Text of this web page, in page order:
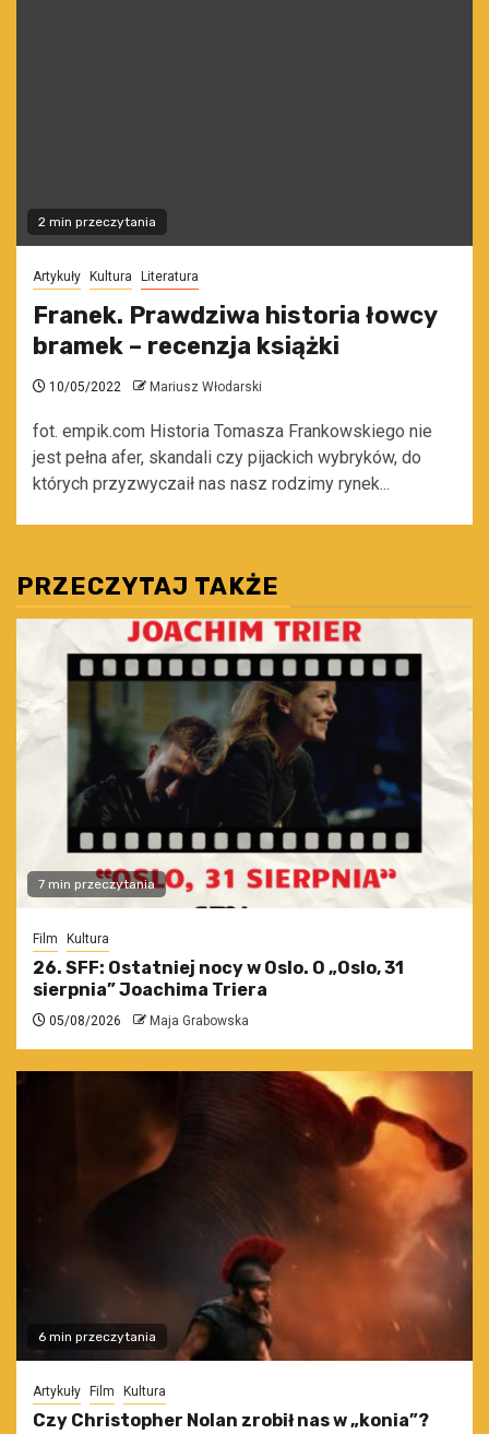
2 min przeczytania
Artykuły Kultura Literatura
Franek. Prawdziwa historia łowcy
bramek – recenzja książki
10/05/2022 Mariusz Włodarski
fot. empik.com Historia Tomasza Frankowskiego nie
jest pełna afer, skandali czy pijackich wybryków, do
których przyzwyczaił nas nasz rodzimy rynek...
PRZECZYTAJ TAKŻE
7 min przeczytania
Film Kultura
26. SFF: Ostatniej nocy w Oslo. O „Oslo, 31
sierpnia” Joachima Triera
05/08/2026 Maja Grabowska
6 min przeczytania
Artykuły Film Kultura
Czy Christopher Nolan zrobił nas w „konia”?